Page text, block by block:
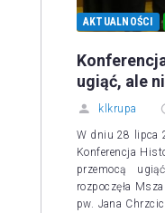
AKTUALNOŚCI
ugiąć, ale
klkrupa
W dniu 28 lipca
Konferencja
przemocą
rozpoczęła
pw. Jana